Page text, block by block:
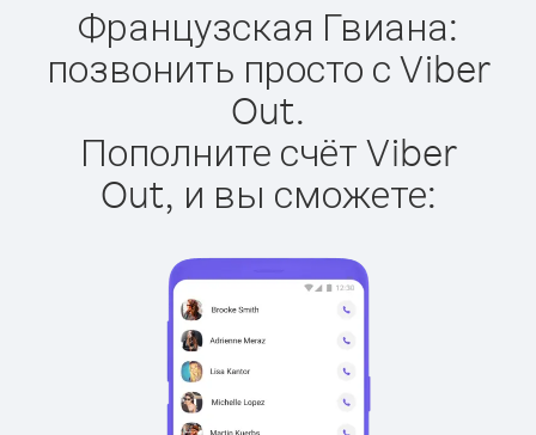
Французская Гвиана:
позвонить просто с Viber
Out.
Пополните счёт Viber
Out, и вы сможете: